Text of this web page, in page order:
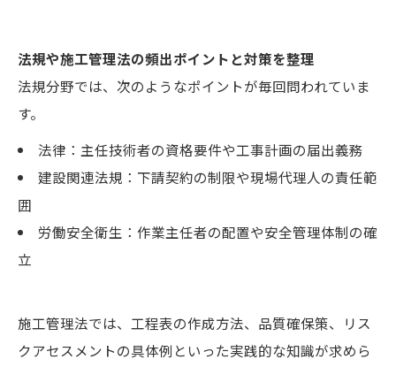
法規や施工管理法の頻出ポイントと対策を整理
法規分野では、次のようなポイントが毎回問われていま
す。
法律：主任技術者の資格要件や工事計画の届出義務
建設関連法規：下請契約の制限や現場代理人の責任範
囲
労働安全衛生：作業主任者の配置や安全管理体制の確
立
施工管理法では、工程表の作成方法、品質確保策、リス
クアセスメントの具体例といった実践的な知識が求めら